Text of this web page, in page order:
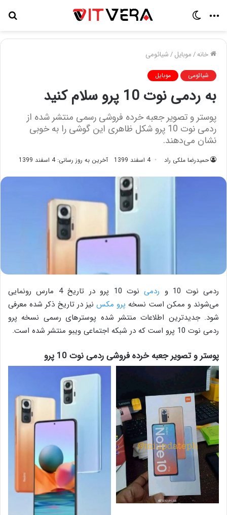
منو
خانه/موبایل/شیائومی
شیائومی موبایل
به ردمی نوت 10 پرو سلام کنید
پوستر و تصویر جعبه خرده فروشی رسمی منتشر شده از
ردمی نوت 10 پرو شکل ظاهری این گوشی را به خوبی
نشان می‌دهند.
حمیدرضا ملکی راد 4 اسفند 1399 آخرین به روز رسانی: 4 اسفند 1399
ردمی نوت 10 و ردمی
نوت 10 پرو در تاریخ 4 مارس رونمایی
می‌شوند و ممکن است نسخه پرو مکس نیز در تاریخ ذکر شده معرفی
شود. جدیدترین اطلاعات منتشر شده پوسترهای رسمی نسخه پرو
ردمی نوت 10 پرو است که در شبکه اجتماعی ویبو منتشر شده است.
پوستر و تصویر جعبه خرده فروشی ردمی نوت 10 پرو